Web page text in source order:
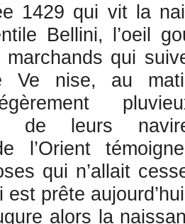
1429 qui vit la
Bellini, l’oeil
qui
Ve nise, au
de leurs
l’Orient
qui n’allait
est prête
alors la